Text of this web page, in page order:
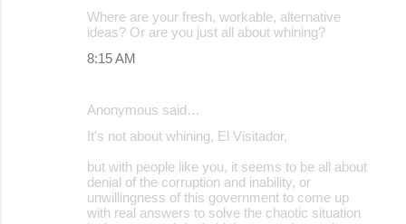
Where are your fresh, workable, alternative
ideas? Or are you just all about whining?
8:15 AM
Anonymous said…
It's not about whining, El Visitador,
but with people like you, it seems to be all about
denial of the corruption and inability, or
unwillingness of this government to come up
with real answers to solve the chaotic situation